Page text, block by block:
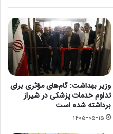
وزیر بهداشت: گام‌های مؤثری برای
تداوم خدمات پزشکی در شیراز
برداشته شده است
۱۴۰۵-۰۵-۱۵